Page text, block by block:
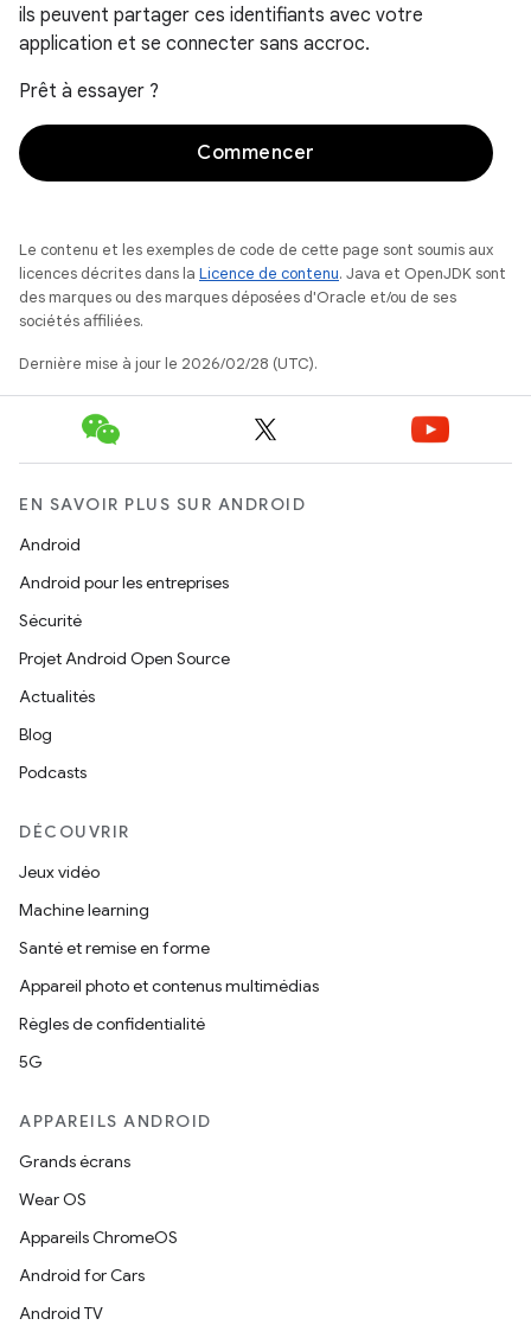
ils peuvent partager ces identifiants avec votre
application et se connecter sans accroc.
Prêt à essayer ?
Commencer
Le contenu et les exemples de code de cette page sont soumis aux
licences décrites dans la Licence de contenu. Java et OpenJDK sont
des marques ou des marques déposées d'Oracle et/ou de ses
sociétés affiliées.
Dernière mise à jour le 2026/02/28 (UTC).
EN SAVOIR PLUS SUR ANDROID
Android
Android pour les entreprises
Sécurité
Projet Android Open Source
Actualités
Blog
Podcasts
DÉCOUVRIR
Jeux vidéo
Machine learning
Santé et remise en forme
Appareil photo et contenus multimédias
Règles de confidentialité
5G
APPAREILS ANDROID
Grands écrans
Wear OS
Appareils ChromeOS
Android for Cars
Android TV